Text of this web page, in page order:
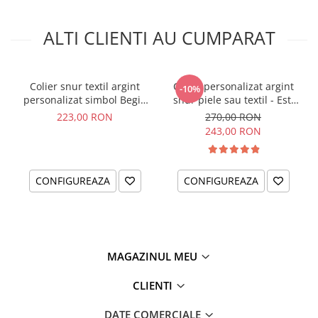
ALTI CLIENTI AU CUMPARAT
Colier snur textil argint
personalizat simbol Begin
Anew
223,00 RON
CONFIGUREAZA
-10%
Colier personalizat argint
snur piele sau textil - Esti
parte din noi...
270,00 RON
243,00 RON
CONFIGUREAZA
MAGAZINUL MEU
CLIENTI
DATE COMERCIALE